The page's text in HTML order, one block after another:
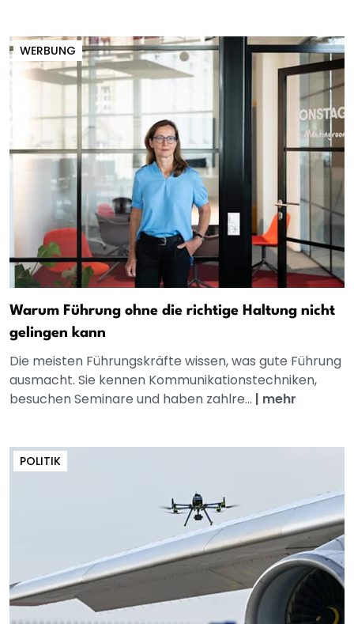
WERBUNG
Warum Führung ohne die richtige Haltung nicht
gelingen kann
Die meisten Führungskräfte wissen, was gute Führung
ausmacht. Sie kennen Kommunikationstechniken,
besuchen Seminare und haben zahlre... | mehr
POLITIK